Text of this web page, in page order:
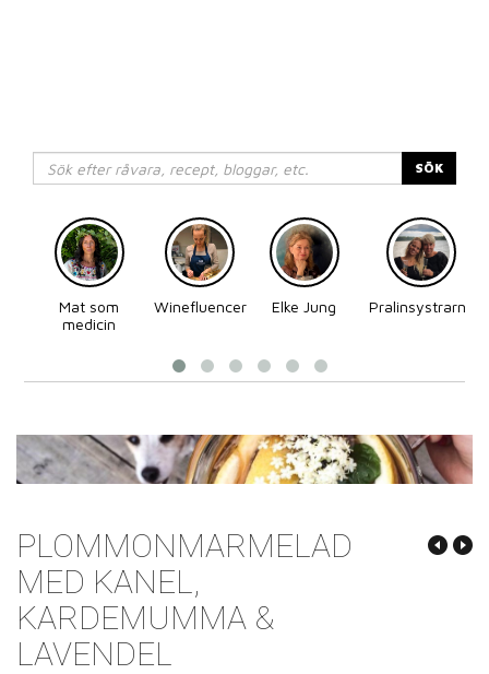
SÖK
Mat som
medicin
Winefluencer Elke Jung
Pralinsystrarna
PLOMMONMARMELAD
MED KANEL,
KARDEMUMMA &
LAVENDEL